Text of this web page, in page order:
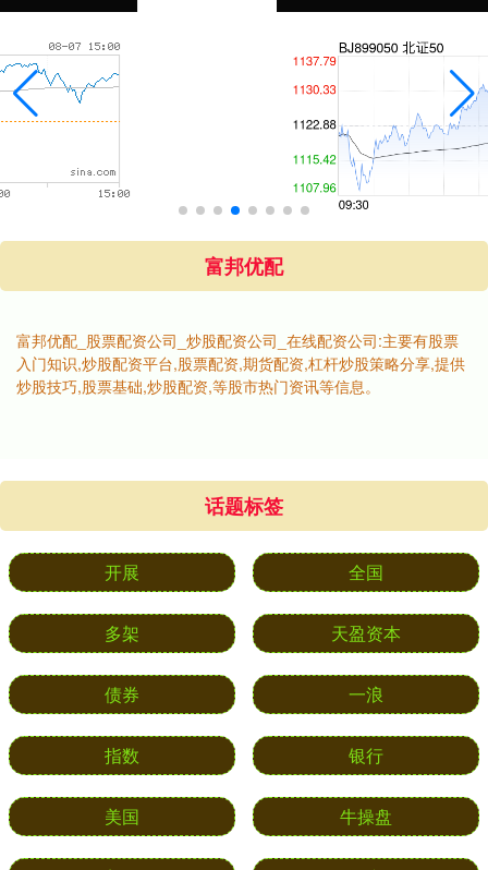
富邦优配
富邦优配_股票配资公司_炒股配资公司_在线配资公司:主要有股票
入门知识,炒股配资平台,股票配资,期货配资,杠杆炒股策略分享,提供
炒股技巧,股票基础,炒股配资,等股市热门资讯等信息。
话题标签
开展 全国
多架 天盈资本
债券 一浪
指数 银行
美国 牛操盘